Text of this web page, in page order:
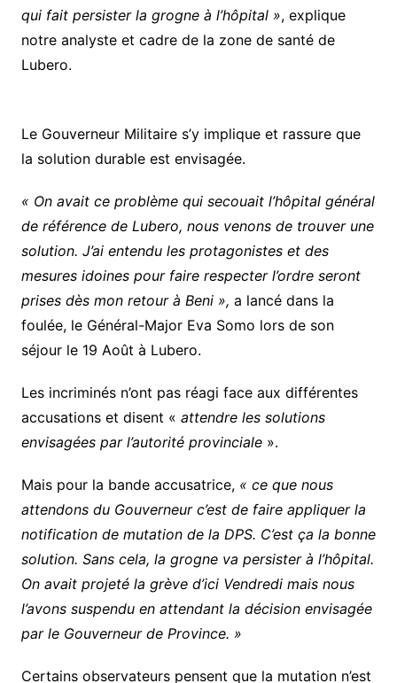
qui fait persister la grogne à l’hôpital », explique
notre analyste et cadre de la zone de santé de
Lubero.
Le Gouverneur Militaire s’y implique et rassure que
la solution durable est envisagée.
« On avait ce problème qui secouait l’hôpital général
de référence de Lubero, nous venons de trouver une
solution. J’ai entendu les protagonistes et des
mesures idoines pour faire respecter l’ordre seront
prises dès mon retour à Beni », a lancé dans la
foulée, le Général-Major Eva Somo lors de son
séjour le 19 Août à Lubero.
Les incriminés n’ont pas réagi face aux différentes
accusations et disent « attendre les solutions
envisagées par l’autorité provinciale».
Mais pour la bande accusatrice,« ce que nous
attendons du Gouverneur c’est de faire appliquer la
notification de mutation de la DPS. C’est ça la bonne
solution. Sans cela, la grogne va persister à l’hôpital.
On avait projeté la grève d’ici Vendredi mais nous
l’avons suspendu en attendant la décision envisagée
par le Gouverneur de Province. »
Certains observateurs pensent que la mutation n’est